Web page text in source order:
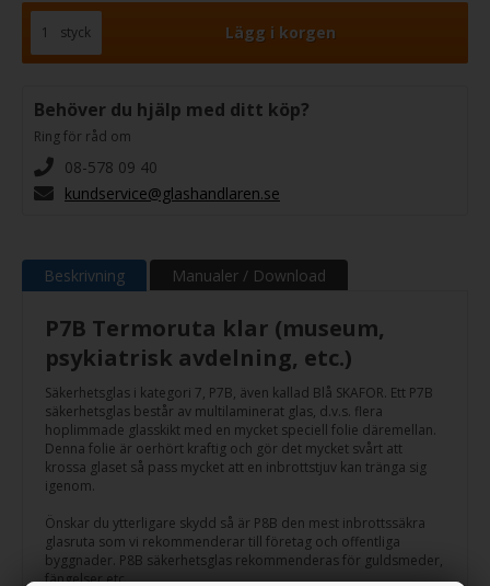
styck
Behöver du hjälp med ditt köp?
Ring för råd om
08-578 09 40
kundservice@glashandlaren.se
Beskrivning Manualer / Download
P7B Termoruta klar (museum,
psykiatrisk avdelning, etc.)
Säkerhetsglas i kategori 7, P7B, även kallad Blå SKAFOR. Ett P7B
säkerhetsglas består av multilaminerat glas, d.v.s. flera
hoplimmade glasskikt med en mycket speciell folie däremellan.
Denna folie är oerhört kraftig och gör det mycket svårt att
krossa glaset så pass mycket att en inbrottstjuv kan tränga sig
igenom.
Önskar du ytterligare skydd så är P8B den mest inbrottssäkra
glasruta som vi rekommenderar till företag och offentliga
byggnader. P8B säkerhetsglas rekommenderas för guldsmeder,
fängelser etc.